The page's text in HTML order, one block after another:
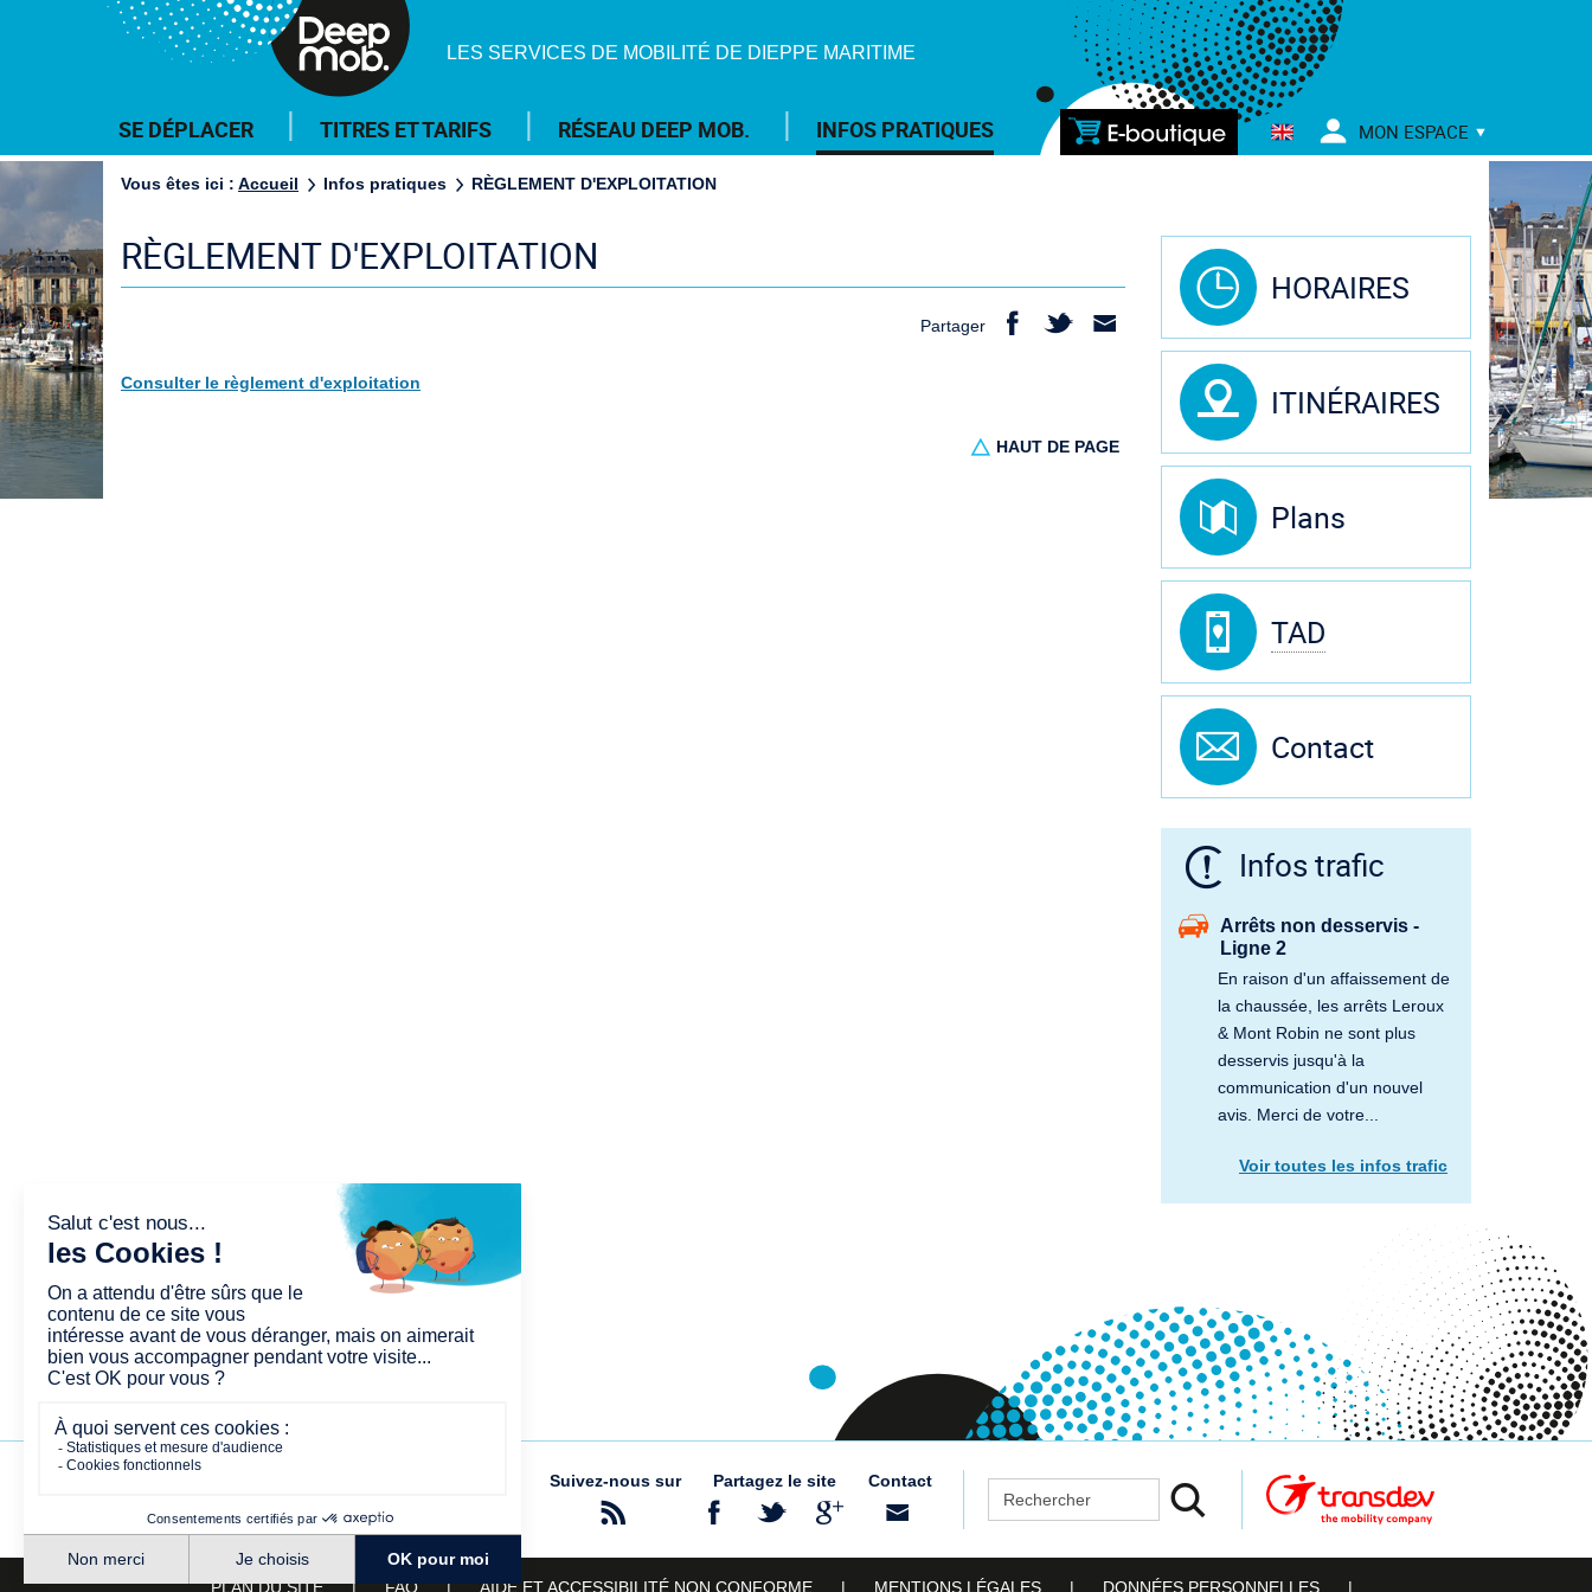
LES SERVICES DE MOBILITÉ DE DIEPPE MARITIME
Menu
SE DÉPLACER TITRES ET TARIFS RÉSEAU DEEP MOB. INFOS PRATIQUES
E-
MON ESPACE
Vous êtes ici : Accueil Infos pratiques RÈGLEMENT D'EXPLOITATION
RÈGLEMENT D'EXPLOITATION
Partager
Consulter le règlement d'exploitation
HAUT DE PAGE
HORAIRES
ITINÉRAIRES
Plans
TAD
Contact
Infos trafic
Arrêts non desservis -
Ligne 2
En raison d'un affaissement de
la chaussée, les arrêts Leroux
& Mont Robin ne sont plus
desservis jusqu'à la
communication d'un nouvel
avis. Merci de votre...
Voir toutes les infos trafic
Suivez-nous sur Partagez le site Contact Rechercher
PLAN DU SITE FAQ AIDE ET ACCESSIBILITÉ NON CONFORME MENTIONS LÉGALES DONNÉES PERSONNELLES